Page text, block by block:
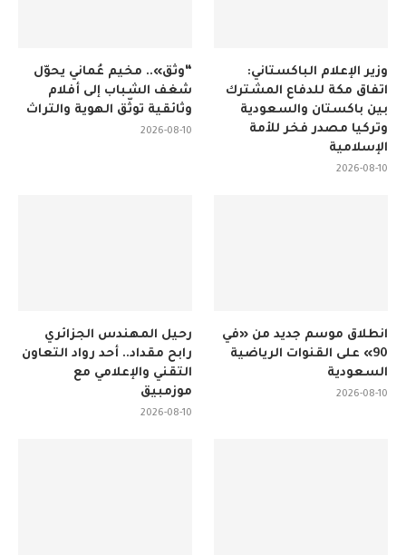
“وثّق».. مخيم عُماني يحوّل
شغف الشباب إلى أفلام
وثائقية توثّق الهوية والتراث
2026-08-10
وزير الإعلام الباكستاني:
اتفاق مكة للدفاع المشترك
بين باكستان والسعودية
وتركيا مصدر فخر للأمة
الإسلامية
2026-08-10
رحيل المهندس الجزائري
رابح مقداد.. أحد رواد التعاون
التقني والإعلامي مع
موزمبيق
2026-08-10
انطلاق موسم جديد من «في
90» على القنوات الرياضية
السعودية
2026-08-10